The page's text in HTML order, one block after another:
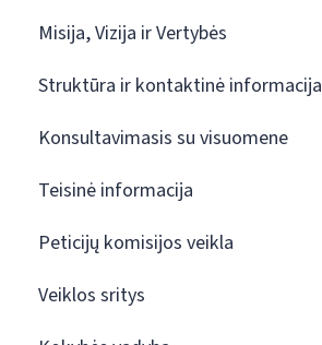
Misija, Vizija ir Vertybės
Struktūra ir kontaktinė informacija
Konsultavimasis su visuomene
Teisinė informacija
Peticijų komisijos veikla
Veiklos sritys